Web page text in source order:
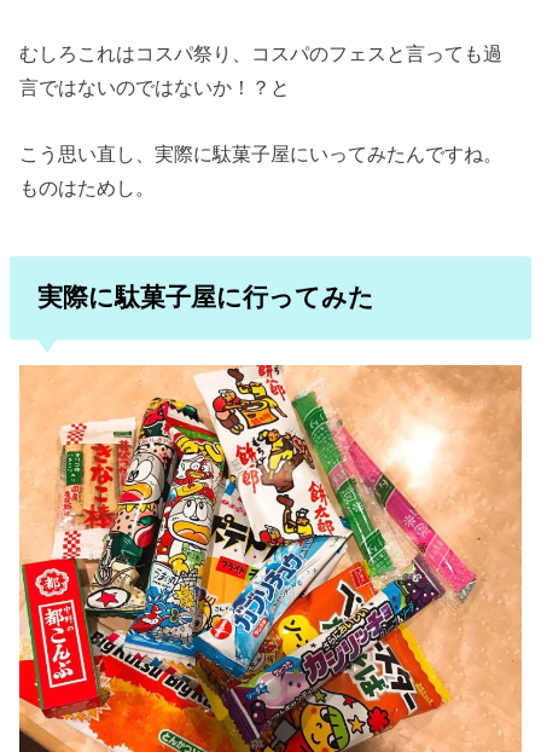
むしろこれはコスパ祭り、コスパのフェスと言っても過
言ではないのではないか！？と
こう思い直し、実際に駄菓子屋にいってみたんですね。
ものはためし。
実際に駄菓子屋に行ってみた